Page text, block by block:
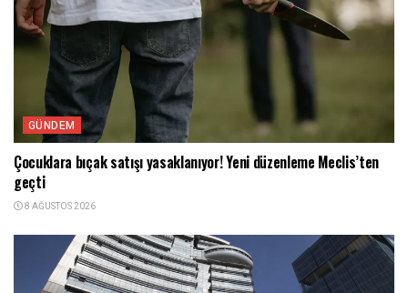
GÜNDEM
Çocuklara bıçak satışı yasaklanıyor! Yeni düzenleme Meclis’ten
geçti
8 AĞUSTOS 2026